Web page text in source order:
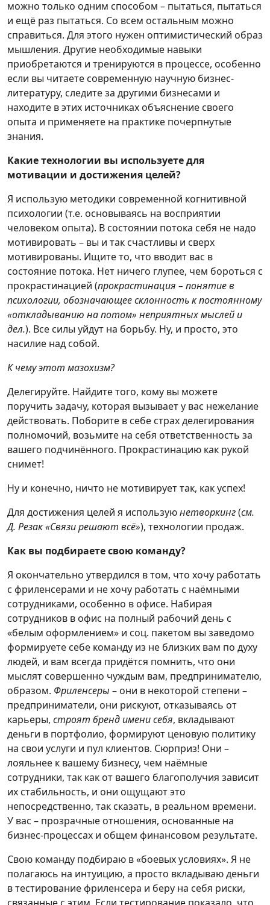
можно только одним способом – пытаться, пытаться
и ещё раз пытаться. Со всем остальным можно
справиться. Для этого нужен оптимистический образ
мышления. Другие необходимые навыки
приобретаются и тренируются в процессе, особенно
если вы читаете современную научную бизнес-
литературу, следите за другими бизнесами и
находите в этих источниках объяснение своего
опыта и применяете на практике почерпнутые
знания.
Какие технологии вы используете для
мотивации и достижения целей?
Я использую методики современной когнитивной
психологии (т.е. основываясь на восприятии
человеком опыта). В состоянии потока себя не надо
мотивировать – вы и так счастливы и сверх
мотивированы. Ищите то, что вводит вас в
состояние потока. Нет ничего глупее, чем бороться с
прокрастинацией (прокрастинация – понятие в
психологии, обозначающее склонность к постоянному
«откладыванию на потом» неприятных мыслей и
дел.). Все силы уйдут на борьбу. Ну, и просто, это
насилие над собой.
К чему этот мазохизм?
Делегируйте. Найдите того, кому вы можете
поручить задачу, которая вызывает у вас нежелание
действовать. Поборите в себе страх делегирования
полномочий, возьмите на себя ответственность за
вашего подчинённого. Прокрастинацию как рукой
снимет!
Ну и конечно, ничто не мотивирует так, как успех!
Для достижения целей я используюнетворкинг(см.
Д. Резак «Связи решают всё»), технологии продаж.
Как вы подбираете свою команду?
Я окончательно утвердился в том, что хочу работать
с фриленсерами и не хочу работать с наёмными
сотрудниками, особенно в офисе. Набирая
сотрудников в офис на полный рабочий день с
«белым оформлением» и соц. пакетом вы заведомо
формируете себе команду из не близких вам по духу
людей, и вам всегда придётся помнить, что они
мыслят совершенно чуждым вам, предпринимателю,
образом. Фриленсеры – они в некоторой степени –
предприниматели, они рискуют, отказываясь от
карьеры, строят бренд имени себя, вкладывают
деньги в портфолио, формируют ценовую политику
на свои услуги и пул клиентов. Сюрприз! Они –
лояльнее к вашему бизнесу, чем наёмные
сотрудники, так как от вашего благополучия зависит
их стабильность, и они ощущают это
непосредственно, так сказать, в реальном времени.
У вас – прозрачные отношения, основанные на
бизнес-процессах и общем финансовом результате.
Свою команду подбираю в «боевых условиях». Я не
полагаюсь на интуицию, а просто вкладываю деньги
в тестирование фриленсера и беру на себя риски,